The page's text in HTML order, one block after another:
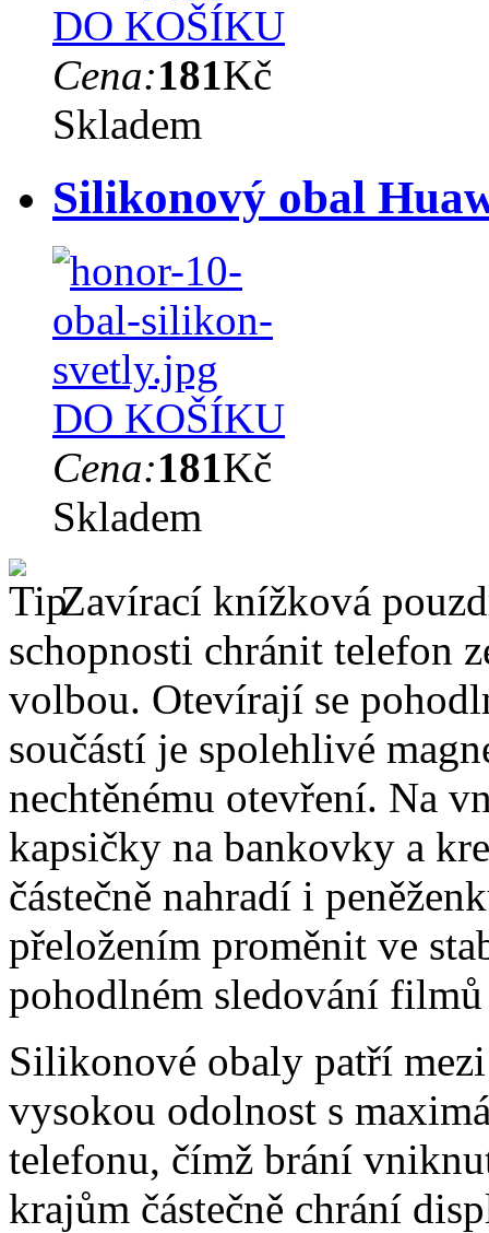
DO KOŠÍKU
Cena:181Kč
Skladem
Silikonový obal
DO KOŠÍKU
Cena:181Kč
Skladem
Zavírací knížková
schopnosti chránit telefon
volbou. Otevírají se
součástí je spolehlivé
nechtěnému otevření. Na
kapsičky na bankovky a
částečně nahradí i
přeložením proměnit ve
pohodlném sledování
Silikonové obaly patří
vysokou odolnost s
telefonu, čímž brání
krajům částečně chrání